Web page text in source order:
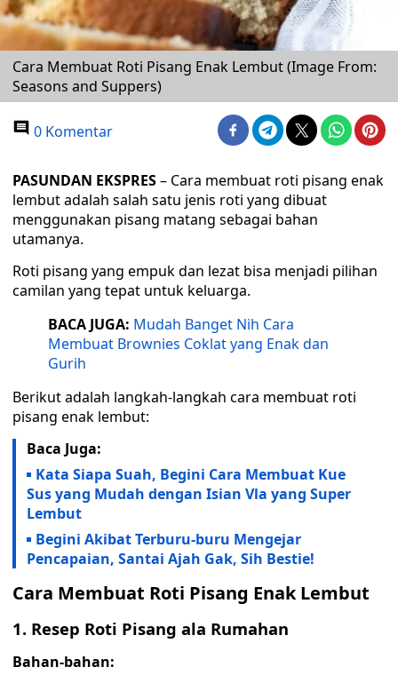
Cara Membuat Roti Pisang Enak Lembut (Image From:
Seasons and Suppers)
0 Komentar
PASUNDAN EKSPRES– Cara membuat roti pisang enak
lembut adalah salah satu jenis roti yang dibuat
menggunakan pisang matang sebagai bahan
utamanya.
Roti pisang yang empuk dan lezat bisa menjadi pilihan
camilan yang tepat untuk keluarga.
BACA JUGA: Mudah Banget Nih Cara
Membuat Brownies Coklat yang Enak dan
Gurih
Berikut adalah langkah-langkah cara membuat roti
pisang enak lembut:
Baca Juga:
Kata Siapa Suah, Begini Cara Membuat Kue
Sus yang Mudah dengan Isian Vla yang Super
Lembut
Begini Akibat Terburu-buru Mengejar
Pencapaian, Santai Ajah Gak, Sih Bestie!
Cara Membuat Roti Pisang Enak Lembut
1. Resep Roti Pisang ala Rumahan
Bahan-bahan: